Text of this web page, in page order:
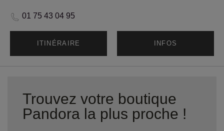
01 75 43 04 95
ITINÉRAIRE INFOS
Trouvez votre boutique
Pandora la plus proche !